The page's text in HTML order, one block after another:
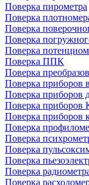
Поверка пирометра
Поверка
Поверка
Поверка
Поверка
Поверка ППК
Поверка
Поверка приборов
Поверка приборов
Поверка
Поверка
Поверка
Поверка
Поверка
Поверка
Поверка
Поверка